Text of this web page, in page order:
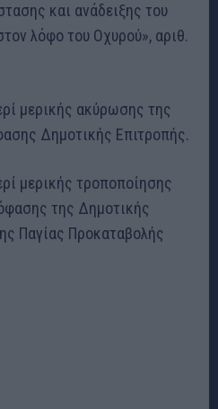
και ανάδειξης του
λόφο του Οχυρού», αριθ.
μερικής ακύρωσης της
Δημοτικής Επιτροπής.
μερικής τροποποίησης
της Δημοτικής
Παγίας Προκαταβολής